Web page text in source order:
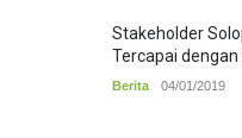
Stakeholder
Tercapai dengan
Berita 04/01/2019